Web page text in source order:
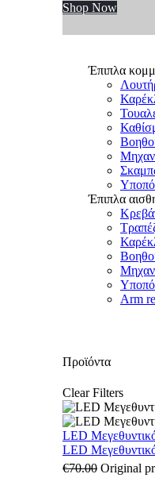
Shop Now
Έπιπλα
Έπιπλα
Arm
Προϊόντα
Clear Filters
LED
LED
€70.00 Original